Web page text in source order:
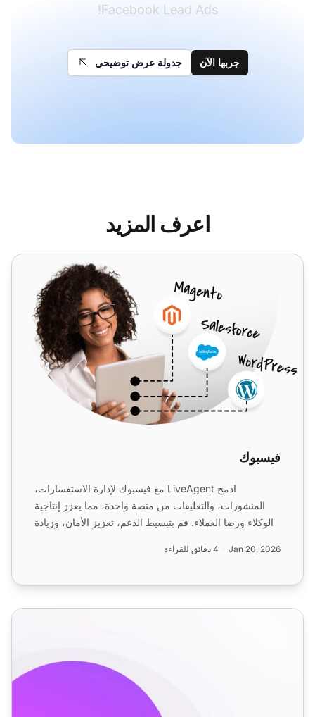
Facebook Lead Ads!
جربها الآن جدولة عرض توضيحي
اعرف المزيد
فيسبوك
فيسبوك
ادمج LiveAgent مع فيسبوك لإدارة الاستفسارات،
المنشورات، والتعليقات من منصة واحدة، مما يعزز إنتاجية
الوكلاء ورضا العملاء. قم بتبسيط الدعم، تعزيز الأمان، وزيادة
Jan 20, 2026 4 دقائق للقراءة
ميزات مكتب المساعدة على وسائل التواصل الاجتماعي